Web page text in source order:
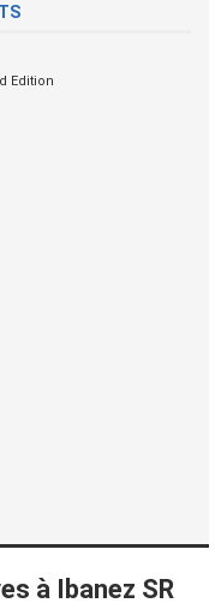
Edition
à Ibanez SR